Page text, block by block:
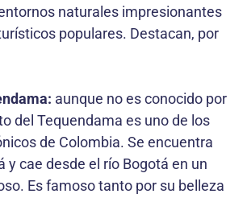
naturales impresionantes
populares. Destacan, por
aunque no es conocido por
del Tequendama es uno de los
de Colombia. Se encuentra
y cae desde el río Bogotá en un
Es famoso tanto por su belleza